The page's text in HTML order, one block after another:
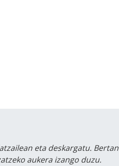
eta deskargatu. Bertan
aukera izango duzu.